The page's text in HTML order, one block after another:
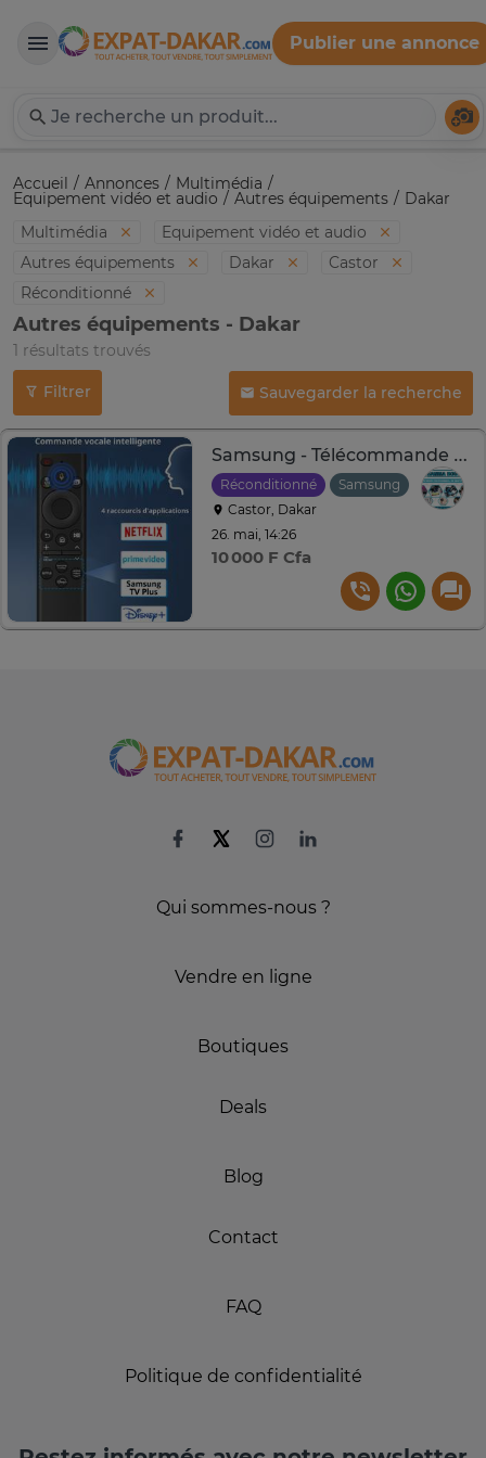
Expat-Dakar
Publier une annonce
Accueil Annonces Multimédia
Equipement vidéo et audio Autres équipements
Dakar
Multimédia
Equipement vidéo et audio
Autres équipements
Dakar
Castor
Réconditionné
Autres équipements - Dakar
1 résultats trouvés
Filtrer Sauvegarder la recherche
Samsung - Télécommande TV UHD, OLED, QNED, Frame Series
Réconditionné
Samsung
Castor, Dakar
26. mai, 14:26
10 000 F Cfa
Qui sommes-nous ?
Vendre en ligne
Boutiques
Deals
Blog
Contact
FAQ
Politique de confidentialité